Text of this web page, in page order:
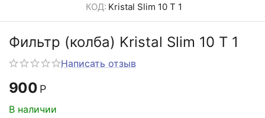
КОД: Kristal Slim 10 T 1
Фильтр (колба) Kristal Slim 10 T 1
Написать отзыв
900 Р
В наличии